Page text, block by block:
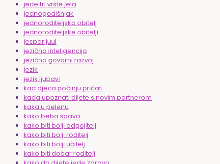
jede tri vrste jela
jednogodišnjak
jednoroditeljska obitelj
jednoroditeljske obitelji
jesper juul
jezična inteligencija
jezično govorni razvoj
jezik
jezik ljubavi
kad djeca počinju pričati
kada upoznati dijete s novim partnerom
kaka u pelenu
kako beba spava
kako biti bolji odgojitelj
kako biti bolji roditelj
kako biti bolji učitelj
kako biti dobar roditelj